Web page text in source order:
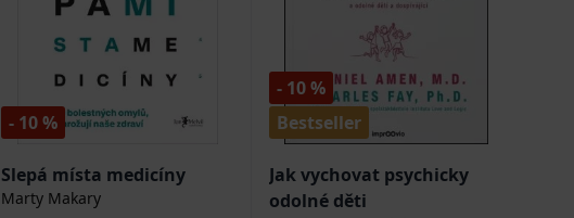
- 10 %
Slepá místa medicíny
Marty Makary
- 10 %
Bestseller
Jak vychovat psychicky
odolné děti